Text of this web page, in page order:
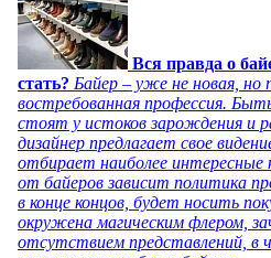
Вся правда о
стать? Байер – уже не новая, но
востребованная профессия.
стоят у истоков зарождения и
дизайнер предлагает свое
отбирает наиболее интересные
от байеров зависит политика
в конце концов, будет носить
окружена магическим флером,
отсутствием представлений, в